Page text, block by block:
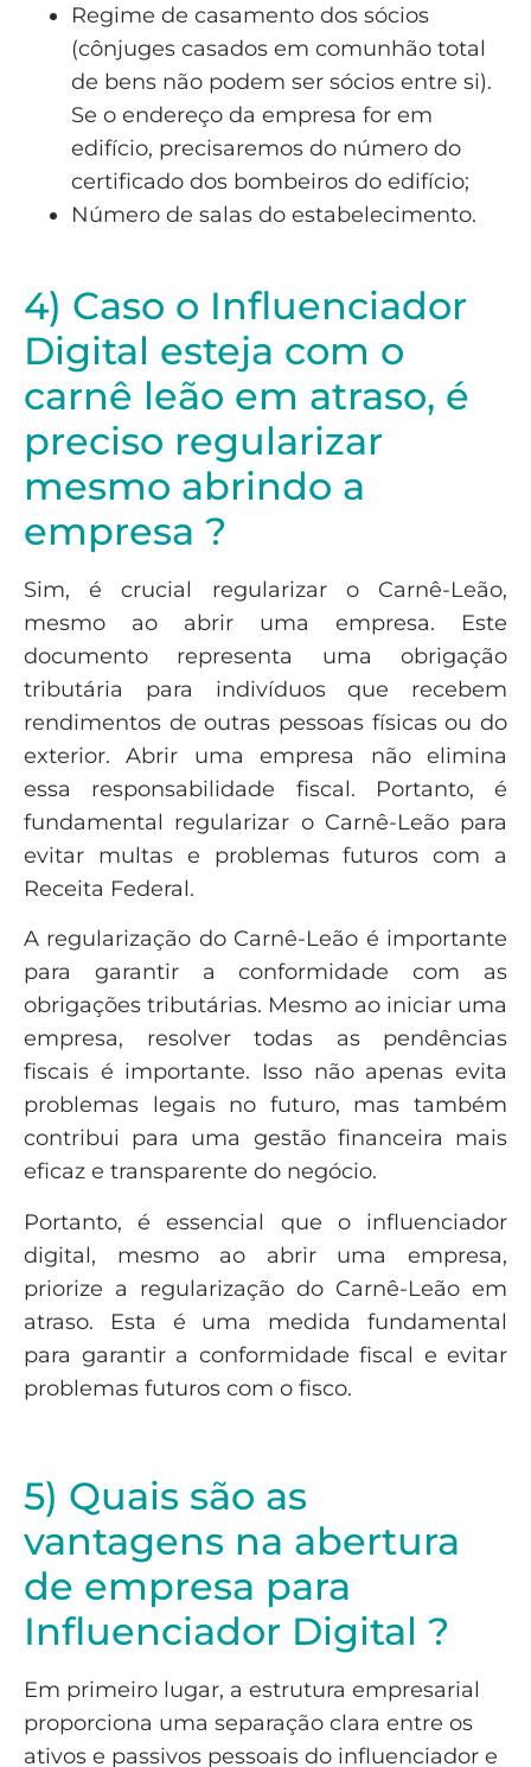
Regime de casamento dos sócios
(cônjuges casados em comunhão total
de bens não podem ser sócios entre si).
Se o endereço da empresa for em
edifício, precisaremos do número do
certificado dos bombeiros do edifício;
Número de salas do estabelecimento.
4) Caso o Influenciador
Digital esteja com o
carnê leão em atraso, é
preciso regularizar
mesmo abrindo a
empresa ?
Sim, é crucial regularizar o Carnê-Leão,
mesmo ao abrir uma empresa. Este
documento representa uma obrigação
tributária para indivíduos que recebem
rendimentos de outras pessoas físicas ou do
exterior. Abrir uma empresa não elimina
essa responsabilidade fiscal. Portanto, é
fundamental regularizar o Carnê-Leão para
evitar multas e problemas futuros com a
Receita Federal.
A regularização do Carnê-Leão é importante
para garantir a conformidade com as
obrigações tributárias. Mesmo ao iniciar uma
empresa, resolver todas as pendências
fiscais é importante. Isso não apenas evita
problemas legais no futuro, mas também
contribui para uma gestão financeira mais
eficaz e transparente do negócio.
Portanto, é essencial que o influenciador
digital, mesmo ao abrir uma empresa,
priorize a regularização do Carnê-Leão em
atraso. Esta é uma medida fundamental
para garantir a conformidade fiscal e evitar
problemas futuros com o fisco.
5) Quais são as
vantagens na abertura
de empresa para
Influenciador Digital ?
Em primeiro lugar, a estrutura empresarial
proporciona uma separação clara entre os
ativos e passivos pessoais do influenciador e